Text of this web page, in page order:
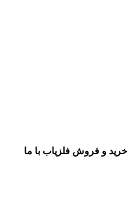
فلزیاب با ما